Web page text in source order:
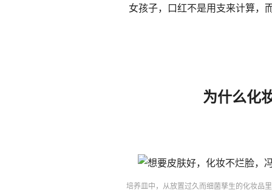
女孩子，口红不是用支来计算，
为什么化
培养皿中，从放置过久而细菌孳生的化妆品